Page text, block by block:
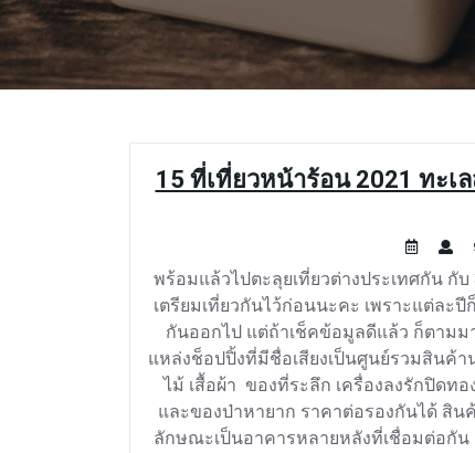
15 ที่เที่ยวหน้าร้อน 2021 ทะเ
พร้อมแล้วไปตะลุยเที่ยวต่างประเทศกัน กั
เตรียมเที่ยวกันไว้ก่อนนะคะ เพราะแต่ละ
กันออกไป แต่ถ้าเช็คข้อมูลดีแล้ว ก็ตามม
แหล่งช็อปปิ้งที่มีชื่อเสียงเป็นศูนย์รวมสินค้
ไม้ เสื้อผ้า ของที่ระลึก เครื่องลงรักปิดท
และของป่าหายาก ราคาต่อรองกันได้ สิ
ลักษณะเป็นอาคารหลายหลังที่เชื่อมต่อกัน